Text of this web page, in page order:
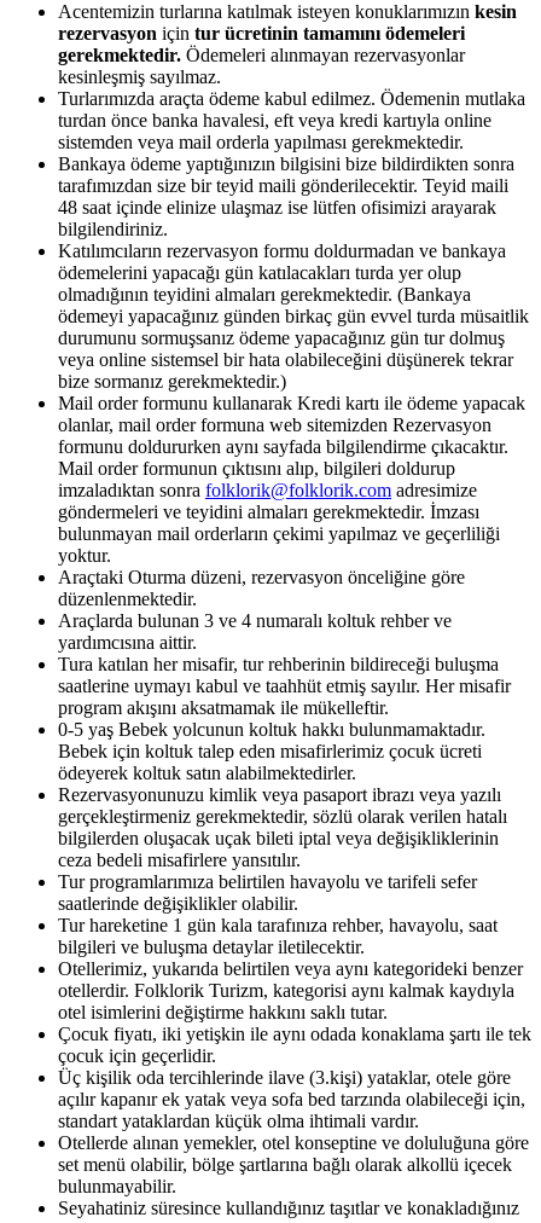
Acentemizin turlarına katılmak isteyen konuklarımızın kesin
rezervasyon için tur ücretinin tamamını ödemeleri
gerekmektedir. Ödemeleri alınmayan rezervasyonlar
kesinleşmiş sayılmaz.
Turlarımızda araçta ödeme kabul edilmez. Ödemenin mutlaka
turdan önce banka havalesi, eft veya kredi kartıyla online
sistemden veya mail orderla yapılması gerekmektedir.
Bankaya ödeme yaptığınızın bilgisini bize bildirdikten sonra
tarafımızdan size bir teyid maili gönderilecektir. Teyid maili
48 saat içinde elinize ulaşmaz ise lütfen ofisimizi arayarak
bilgilendiriniz.
Katılımcıların rezervasyon formu doldurmadan ve bankaya
ödemelerini yapacağı gün katılacakları turda yer olup
olmadığının teyidini almaları gerekmektedir. (Bankaya
ödemeyi yapacağınız günden birkaç gün evvel turda müsaitlik
durumunu sormuşsanız ödeme yapacağınız gün tur dolmuş
veya online sistemsel bir hata olabileceğini düşünerek tekrar
bize sormanız gerekmektedir.)
Mail order formunu kullanarak Kredi kartı ile ödeme yapacak
olanlar, mail order formuna web sitemizden Rezervasyon
formunu doldururken aynı sayfada bilgilendirme çıkacaktır.
Mail order formunun çıktısını alıp, bilgileri doldurup
imzaladıktan sonra folklorik@folklorik.com adresimize
göndermeleri ve teyidini almaları gerekmektedir. İmzası
bulunmayan mail orderların çekimi yapılmaz ve geçerliliği
yoktur.
Araçtaki Oturma düzeni, rezervasyon önceliğine göre
düzenlenmektedir.
Araçlarda bulunan 3 ve 4 numaralı koltuk rehber ve
yardımcısına aittir.
Tura katılan her misafir, tur rehberinin bildireceği buluşma
saatlerine uymayı kabul ve taahhüt etmiş sayılır. Her misafir
program akışını aksatmamak ile mükelleftir.
0-5 yaş Bebek yolcunun koltuk hakkı bulunmamaktadır.
Bebek için koltuk talep eden misafirlerimiz çocuk ücreti
ödeyerek koltuk satın alabilmektedirler.
Rezervasyonunuzu kimlik veya pasaport ibrazı veya yazılı
gerçekleştirmeniz gerekmektedir, sözlü olarak verilen hatalı
bilgilerden oluşacak uçak bileti iptal veya değişikliklerinin
ceza bedeli misafirlere yansıtılır.
Tur programlarımıza belirtilen havayolu ve tarifeli sefer
saatlerinde değişiklikler olabilir.
Tur hareketine 1 gün kala tarafınıza rehber, havayolu, saat
bilgileri ve buluşma detaylar iletilecektir.
Otellerimiz, yukarıda belirtilen veya aynı kategorideki benzer
otellerdir. Folklorik Turizm, kategorisi aynı kalmak kaydıyla
otel isimlerini değiştirme hakkını saklı tutar.
Çocuk fiyatı, iki yetişkin ile aynı odada konaklama şartı ile tek
çocuk için geçerlidir.
Üç kişilik oda tercihlerinde ilave (3.kişi) yataklar, otele göre
açılır kapanır ek yatak veya sofa bed tarzında olabileceği için,
standart yataklardan küçük olma ihtimali vardır.
Otellerde alınan yemekler, otel konseptine ve doluluğuna göre
set menü olabilir, bölge şartlarına bağlı olarak alkollü içecek
bulunmayabilir.
Seyahatiniz süresince kullandığınız taşıtlar ve konakladığınız